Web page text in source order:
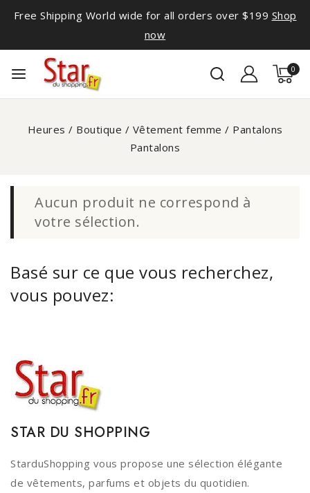
Free Shipping World wide for all orders over $199 Shop
now
0
Heures / Boutique / Vêtement femme / Pantalons
Pantalons
Aucun produit ne correspond à
votre sélection.
Basé sur ce que vous recherchez,
vous pouvez:
STAR DU SHOPPING
StarduShopping vous propose une sélection élégante
de vêtements, parfums et objets du quotidien.